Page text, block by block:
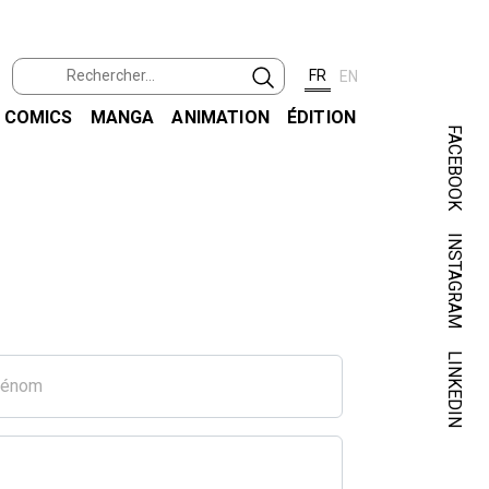
FR EN
COMICS MANGA ANIMATION ÉDITION
FACEBOOK
INSTAGRAM
LINKEDIN